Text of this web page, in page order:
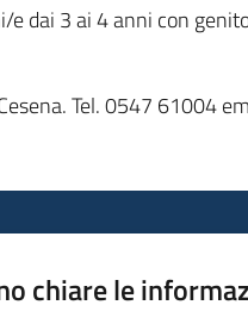
e dai 3 ai 4 anni con
Tel. 0547 61004
chiare le